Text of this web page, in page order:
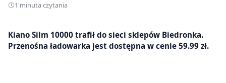
1 minuta czytania
Kiano Silm 10000 trafił do sieci sklepów Biedronka.
Przenośna ładowarka jest dostępna w cenie 59.99 zł.